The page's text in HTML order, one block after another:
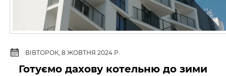
ВІВТОРОК, 8 ЖОВТНЯ 2024 Р.
Готуємо дахову котельню до зими